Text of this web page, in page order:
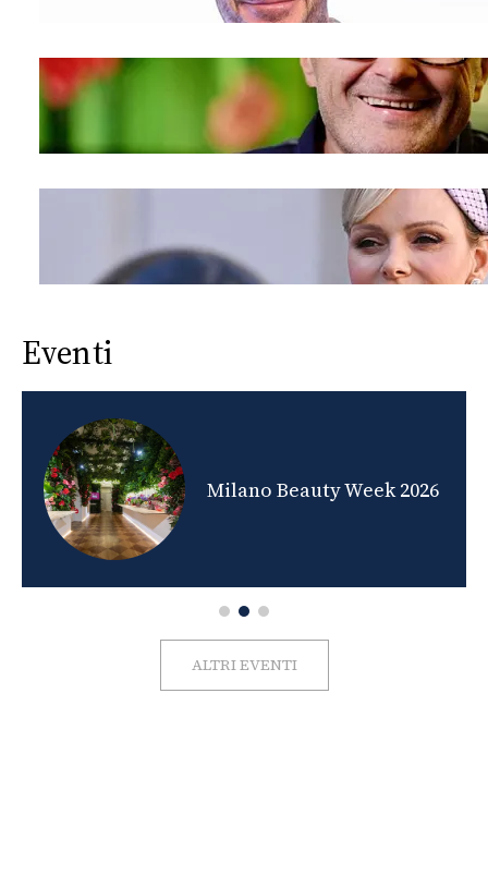
Eventi
Milano Beauty Week 2026
ALTRI EVENTI